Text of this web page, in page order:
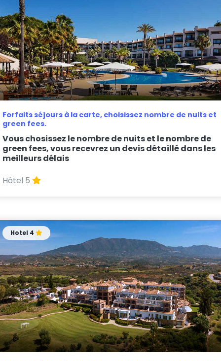
Forfaits séjours à la carte, choisissez nombre de nuits et
green fees.
Vous chosissez le nombre de nuits et le nombre de
green fees, vous recevrez un devis détaillé dans les
meilleurs délais
Hôtel 5
Hotel 4